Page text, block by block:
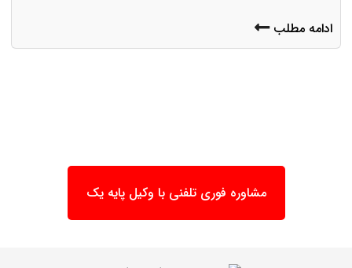
ادامه مطلب
مشاوره فوری تلفنی با وکیل پایه یک